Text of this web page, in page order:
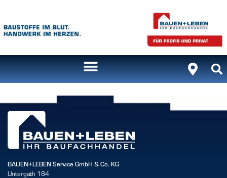
BAUEN+LEBEN Service GmbH & Co. KG
Untergath 184